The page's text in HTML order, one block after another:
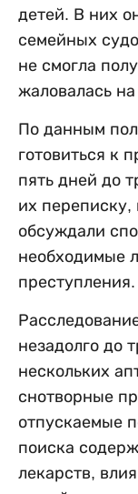
детей. В них
семейных
не смогла
жаловалась
По данным
готовиться к
пять дней до
их переписку,
обсуждали
необходимые
преступления.
незадолго до
нескольких
снотворные
отпускаемые
поиска
лекарств,